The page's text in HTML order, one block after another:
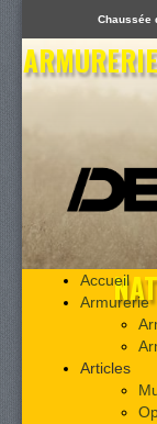
Chaussée
Accueil
Armurerie
Articles